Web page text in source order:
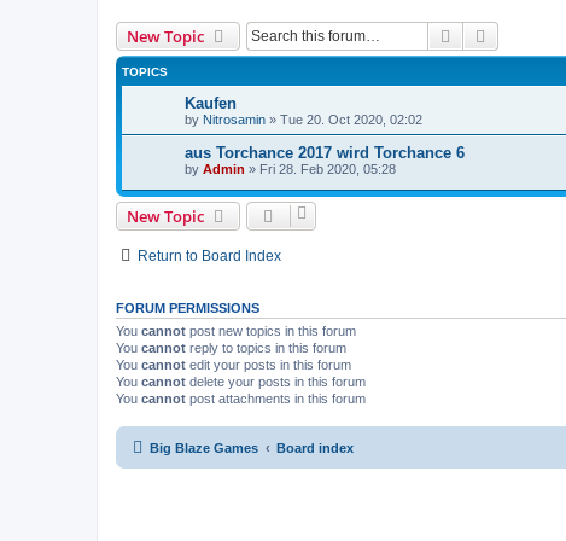
New Topic Search
TOPICS
Kaufen
by Nitrosamin » Tue 20. Oct 2020, 02:02
aus Torchance 2017 wird Torchance 6
by Admin » Fri 28. Feb 2020, 05:28
New Topic
Return to Board Index
FORUM PERMISSIONS
You cannot post new topics in this forum
You cannot reply to topics in this forum
You cannot edit your posts in this forum
You cannot delete your posts in this forum
You cannot post attachments in this forum
Big Blaze Games Board index